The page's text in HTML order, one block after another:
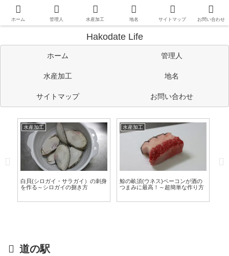
ています。
Hakodate Life
ホーム 管理人
水産加工 地名
サイトマップ お問い合わせ
水産加工
白貝(シロガイ・サラガイ）の刺身
を作る～シロガイの捌き方
水産加工
鯨の畝須(ウネス)ベーコンが酒の
つまみに最高！～超簡単な作り方
道の駅
ホーム 管理人 水産加工 地名 サイトマップ お問い合わせ